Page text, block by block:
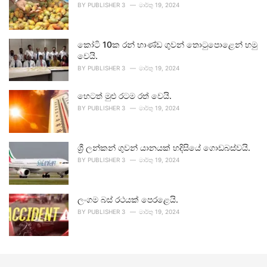
BY PUBLISHER 3 මාර්තු 19, 2024
කෝටි 10ක රන් භාණ්ඩ ගුවන් තොටුපොළෙන් හමු
වෙයි.
BY PUBLISHER 3 මාර්තු 19, 2024
හෙටත් මුළු රටම රත් වෙයි.
BY PUBLISHER 3 මාර්තු 19, 2024
ශ්‍රී ලන්කන් ගුවන් යානයක් හදිසියේ ගොඩබස්වයි.
BY PUBLISHER 3 මාර්තු 19, 2024
ලංගම බස් රථයක් පෙරළෙයි.
BY PUBLISHER 3 මාර්තු 19, 2024